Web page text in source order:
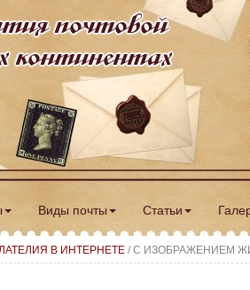
почтовой
континентах
Виды почты Статьи
В ИНТЕРНЕТЕ / С ИЗОБРАЖЕНИЕМ